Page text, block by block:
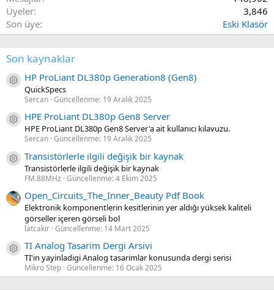
Üyeler
3,846
Son üye
Eski Klasör
Son kaynaklar
Kaynak ikon/amblem
HP ProLiant DL380p Generation8 (Gen8)
QuickSpecs
Sercan Güncellenme: 19 Aralık 2025
Kaynak ikon/amblem
HPE ProLiant DL380p Gen8 Server
HPE ProLiant DL380p Gen8 Server'a ait kullanıcı kılavuzu.
Sercan Güncellenme: 19 Aralık 2025
Kaynak ikon/amblem
Transistörlerle ilgili değişik bir kaynak
Transistörlerle ilgili değişik bir kaynak
FM.88MHz Güncellenme:4 Ekim 2025
Open_Circuits_The_Inner_Beauty Pdf Book
Elektronik komponentlerin kesitlerinin yer aldığı yüksek kaliteli
görseller içeren görseli bol
latcakir Güncellenme: 14 Mart 2025
Kaynak ikon/amblem
TI Analog Tasarim Dergi Arsivi
TI'in yayinladigi Analog tasarimlar konusunda dergi serisi
Mikro Step Güncellenme: 16 Ocak 2025